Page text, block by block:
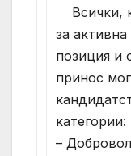
Всички,
за
позиция и
принос
категории:
–